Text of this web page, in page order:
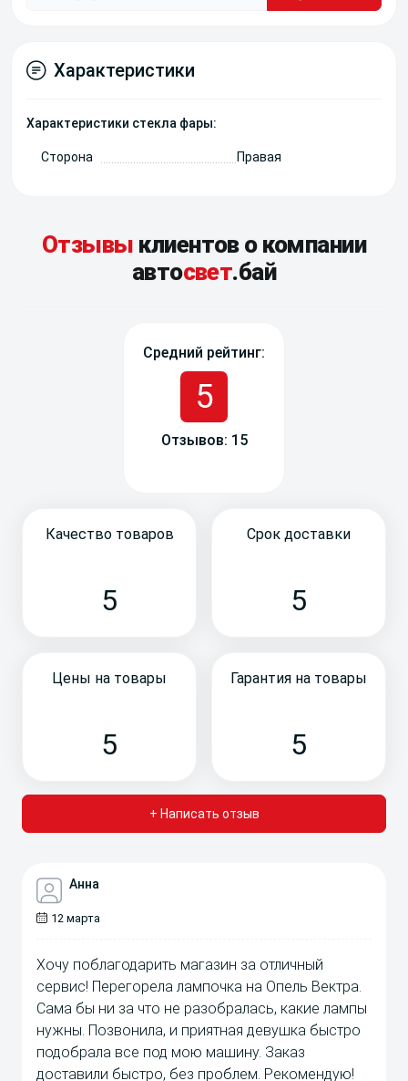
Характеристики
Характеристики стекла фары:
Сторона Правая
Отзывы клиентов о компании
автосвет.бай
Средний рейтинг:
5
Отзывов: 15
+ Написать отзыв
Качество товаров
5
Срок доставки
5
Цены на товары
5
Гарантия на товары
5
Анна
12 марта
Хочу поблагодарить магазин за отличный
сервис! Перегорела лампочка на Опель Вектра.
Сама бы ни за что не разобралась, какие лампы
нужны. Позвонила, и приятная девушка быстро
подобрала все под мою машину. Заказ
доставили быстро, без проблем. Рекомендую!